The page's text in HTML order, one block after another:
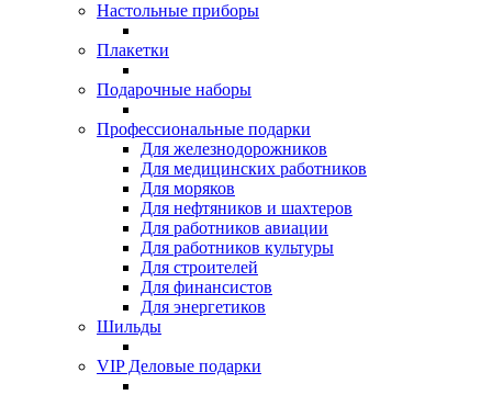
Настольные приборы
Плакетки
Подарочные наборы
Профессиональные подарки
Для железнодорожников
Для медицинских работников
Для моряков
Для нефтяников и шахтеров
Для работников авиации
Для работников культуры
Для строителей
Для финансистов
Для энергетиков
Шильды
VIP Деловые подарки